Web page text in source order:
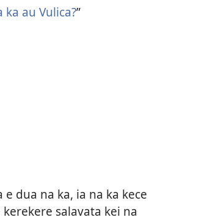
ka au Vulica?”
dua na ka, ia na ka kece
salavata kei na